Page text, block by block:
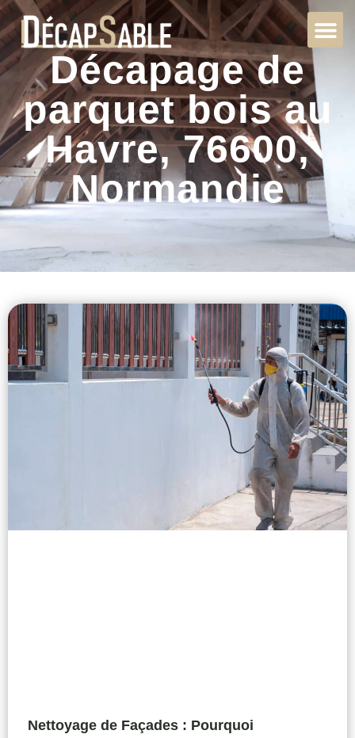
Décapage de
parquet bois au
Havre, 76600,
Normandie
Nettoyage de Façades : Pourquoi